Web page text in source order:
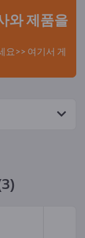
와 제품을
요>> 여기서 게